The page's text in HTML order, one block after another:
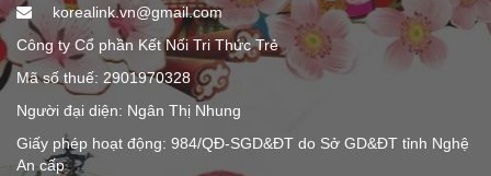
korealink.vn@gmail.com
Công ty Cổ phần Kết Nối Tri Thức Trẻ
Mã số thuế: 2901970328
Người đại diện: Ngân Thị Nhung
Giấy phép hoạt động: 984/QĐ-SGD&ĐT do Sở GD&ĐT tỉnh Nghệ
An cấp